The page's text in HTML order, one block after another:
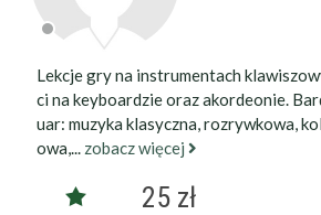
Lekcje gry na instrumentach
ci na keyboardzie oraz akordeonie.
uar: muzyka klasyczna, rozrywkowa,
owa,... zobacz więcej
25 zł